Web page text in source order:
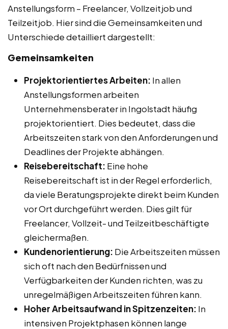
Anstellungsform – Freelancer, Vollzeitjob und
Teilzeitjob. Hier sind die Gemeinsamkeiten und
Unterschiede detailliert dargestellt:
Gemeinsamkeiten
Projektorientiertes Arbeiten: In allen
Anstellungsformen arbeiten
Unternehmensberater in Ingolstadt häufig
projektorientiert. Dies bedeutet, dass die
Arbeitszeiten stark von den Anforderungen und
Deadlines der Projekte abhängen.
Reisebereitschaft: Eine hohe
Reisebereitschaft ist in der Regel erforderlich,
da viele Beratungsprojekte direkt beim Kunden
vor Ort durchgeführt werden. Dies gilt für
Freelancer, Vollzeit- und Teilzeitbeschäftigte
gleichermaßen.
Kundenorientierung: Die Arbeitszeiten müssen
sich oft nach den Bedürfnissen und
Verfügbarkeiten der Kunden richten, was zu
unregelmäßigen Arbeitszeiten führen kann.
Hoher Arbeitsaufwand in Spitzenzeiten: In
intensiven Projektphasen können lange